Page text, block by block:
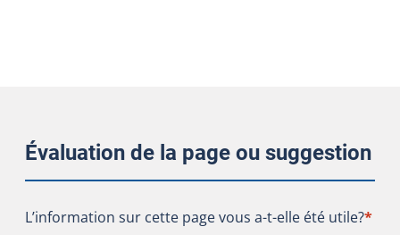
Évaluation de la page ou suggestion
L’information sur cette page vous a-t-elle été utile?
L’information sur cette page vous a-t-elle été utile?*